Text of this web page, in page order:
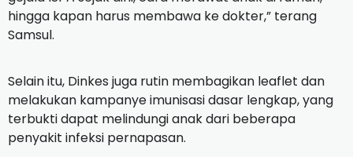
hingga kapan harus membawa ke dokter,” terang
Samsul.
Selain itu, Dinkes juga rutin membagikan leaflet dan
melakukan kampanye imunisasi dasar lengkap, yang
terbukti dapat melindungi anak dari beberapa
penyakit infeksi pernapasan.